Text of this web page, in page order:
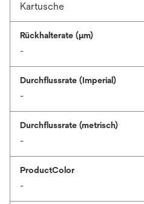
Kartusche
Rückhalterate (µm)
-
Durchflussrate (Imperial)
-
Durchflussrate (metrisch)
-
ProductColor
-